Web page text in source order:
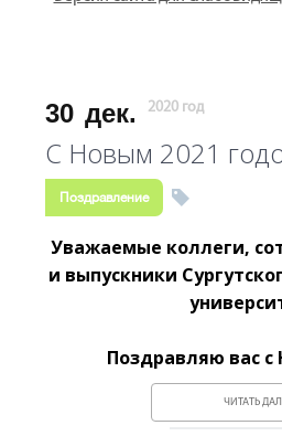
30 дек. 2020 год
С Новым 2021
Поздравление
Уважаемые коллеги,
и выпускники
Поздравляю вас
ЧИТАТЬ